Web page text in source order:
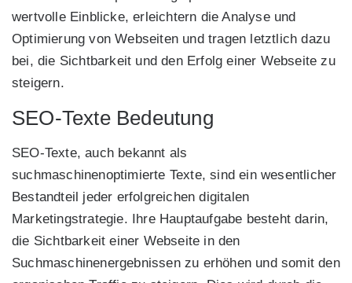
wertvolle Einblicke, erleichtern die Analyse und
Optimierung von Webseiten und tragen letztlich dazu
bei, die Sichtbarkeit und den Erfolg einer Webseite zu
steigern.
SEO-Texte Bedeutung
SEO-Texte, auch bekannt als
suchmaschinenoptimierte Texte, sind ein wesentlicher
Bestandteil jeder erfolgreichen digitalen
Marketingstrategie. Ihre Hauptaufgabe besteht darin,
die Sichtbarkeit einer Webseite in den
Suchmaschinenergebnissen zu erhöhen und somit den